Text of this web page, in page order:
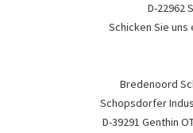
D-22962
Schicken Sie uns
Bredenoord
Schopsdorfer
D-39291 Genthin